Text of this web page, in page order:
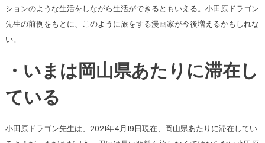
ションのような生活をしながら生活ができるともいえる。小田原ドラゴン
先生の前例をもとに、このように旅をする漫画家が今後増えるかもしれな
い。
・いまは岡山県あたりに滞在し
ている
小田原ドラゴン先生は、2021年4月19日現在、岡山県あたりに滞在してい